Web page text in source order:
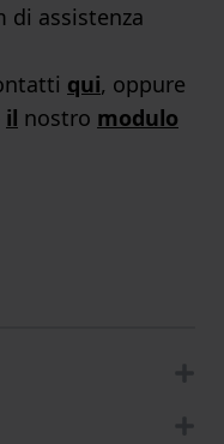
di assistenza
qui, oppure
il nostro modulo